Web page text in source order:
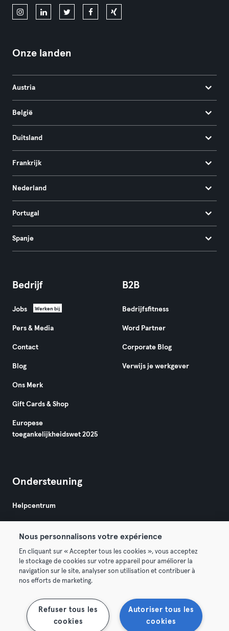
Onze landen
Austria
België
Duitsland
Frankrijk
Nederland
Portugal
Spanje
Bedrijf
Jobs Werken bij
Pers & Media
Contact
Blog
Ons Merk
Gift Cards & Shop
Europese
toegankelijkheidswet 2025
B2B
Bedrijfsfitness
Word Partner
Corporate Blog
Verwijs je werkgever
Ondersteuning
Helpcentrum
Algemene Voorwaarden
Membership opzeggen Trek hier je contract terug
Nous personnalisons votre expérience
En cliquant sur « Accepter tous les cookies », vous acceptez
le stockage de cookies sur votre appareil pour améliorer la
navigation sur le site, analyser son utilisation et contribuer à
nos efforts de marketing.
Autoriser tous les
cookies
Refuser tous les
cookies